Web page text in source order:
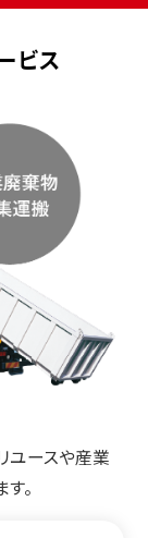
ビス
ユースや産業
。